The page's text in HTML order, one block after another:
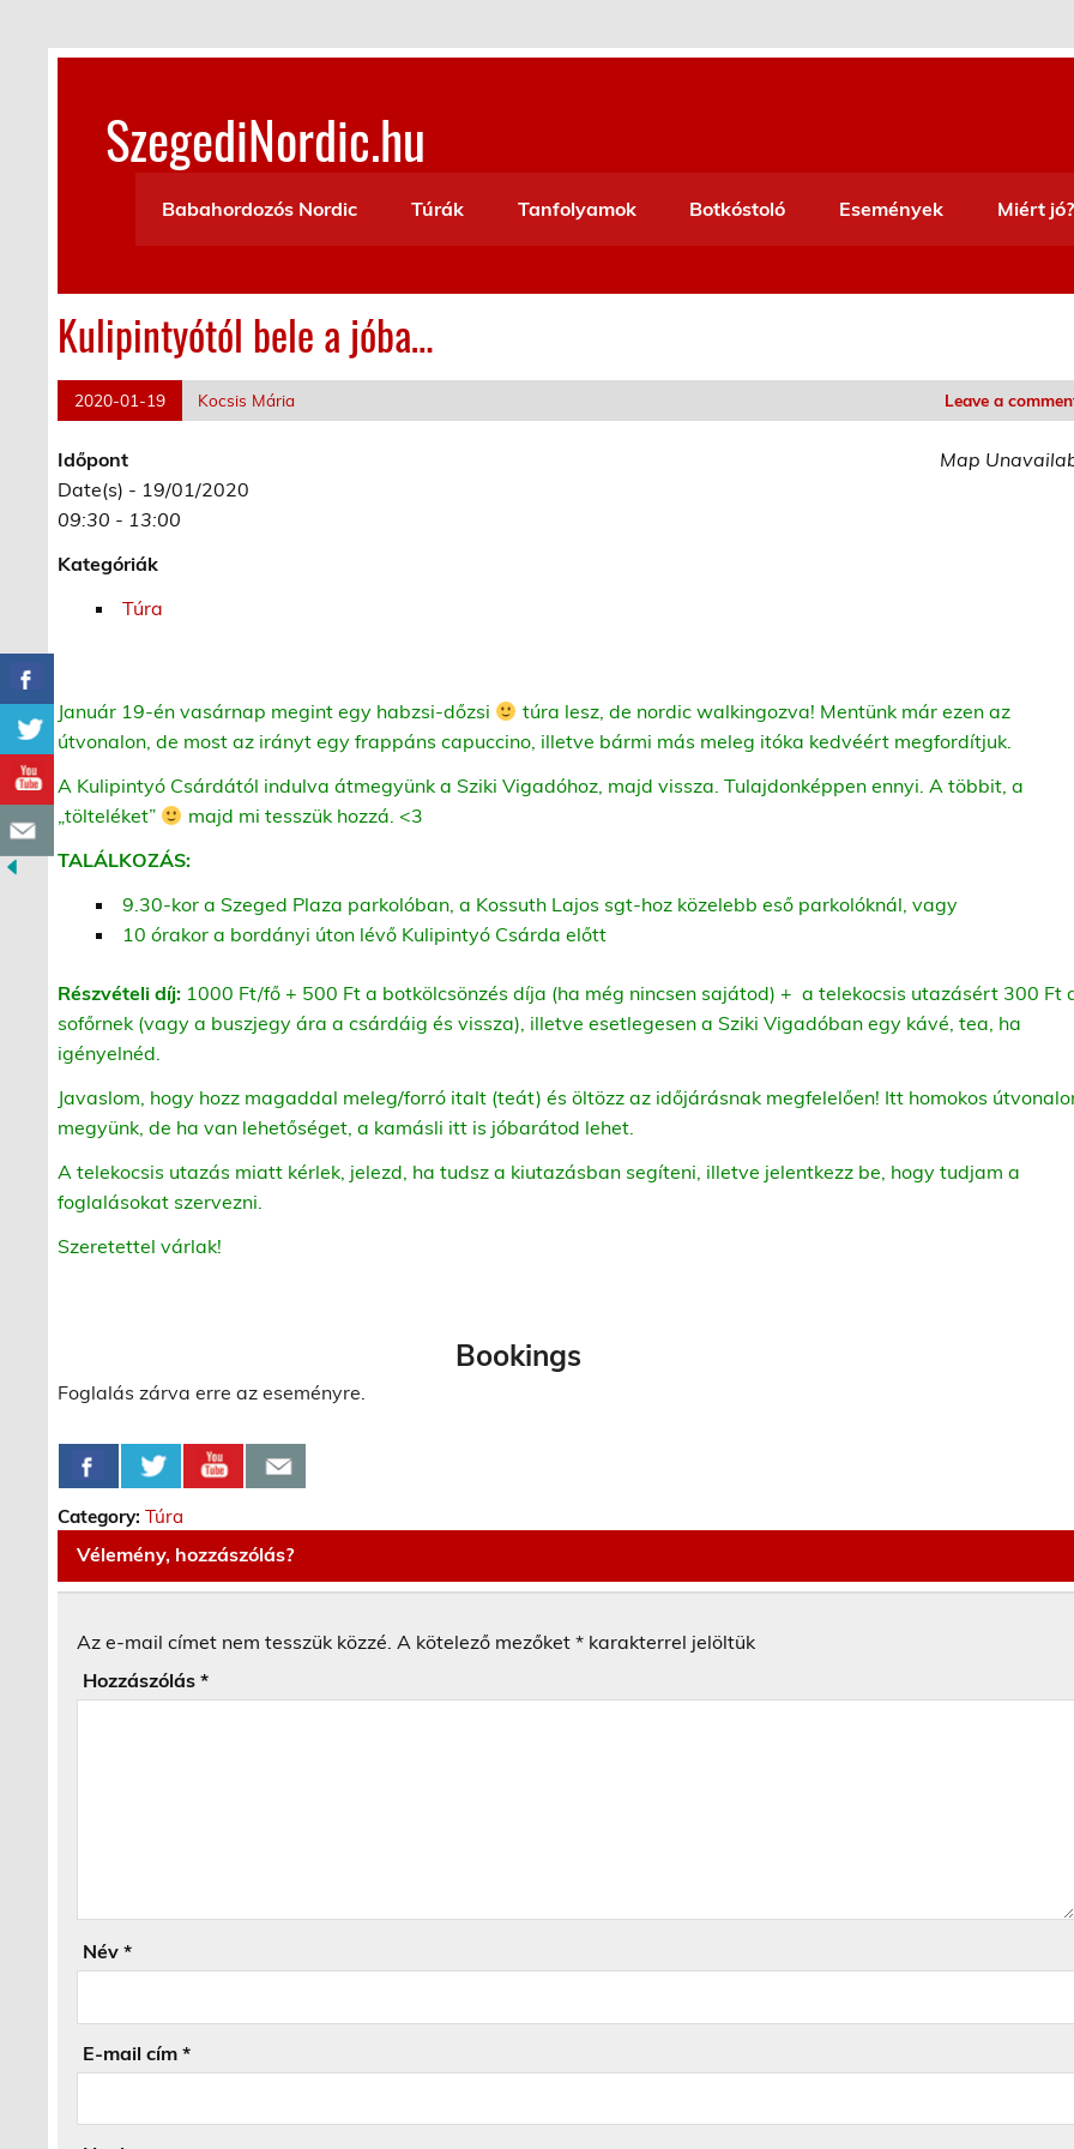
content
SzegediNordic.hu
Babahordozós Nordic
Túrák Tanfolyamok Botkóstoló Események Miért jó?
Kulipintyótól bele a jóba…
2020-01-19 Kocsis Mária Leave a
Map
Időpont
Date(s) - 19/01/2020
09:30 - 13:00
Kategóriák
Túra
Január 19-én vasárnap megint egy habzsi-dőzsi
túra lesz, de nordic walkingozva! Mentünk már ezen az
útvonalon, de most az irányt egy frappáns capuccino, illetve bármi más meleg itóka kedvéért megfordítjuk.
A Kulipintyó Csárdától indulva átmegyünk a Sziki Vigadóhoz, majd vissza.Tulajdonképpen ennyi. A többit, a
„tölteléket”
majd mi tesszük hozzá. <3
TALÁLKOZÁS:
9.30-kor a Szeged Plaza parkolóban, a Kossuth Lajos sgt-hoz közelebb eső parkolóknál, vagy
10 órakor a bordányi úton lévő Kulipintyó Csárda előtt
Részvételi díj: 1000 Ft/fő + 500 Ft a botkölcsönzés díja (ha még nincsen sajátod) + a telekocsis utazásért 300 Ft
sofőrnek (vagy a buszjegy ára a csárdáig és vissza), illetveesetlegesen a Sziki Vigadóban egy kávé, tea, ha
igényelnéd.
Javaslom, hogy hozz magaddal meleg/forró italt (teát) és öltözz az időjárásnak megfelelően! Itt homokos
megyünk, de ha van lehetőséget, a kamásli itt is jóbarátod lehet.
A telekocsis utazás miatt kérlek, jelezd, ha tudsz a kiutazásban segíteni, illetve jelentkezz be, hogy tudjam a
foglalásokat szervezni.
Szeretettel várlak!
Bookings
Foglalás zárva erre az eseményre.
Category:Túra
Vélemény, hozzászólás?
Az e-mail címet nem tesszük közzé. A kötelező mezőket* karakterrel jelöltük
Hozzászólás*
Név*
E-mail cím*